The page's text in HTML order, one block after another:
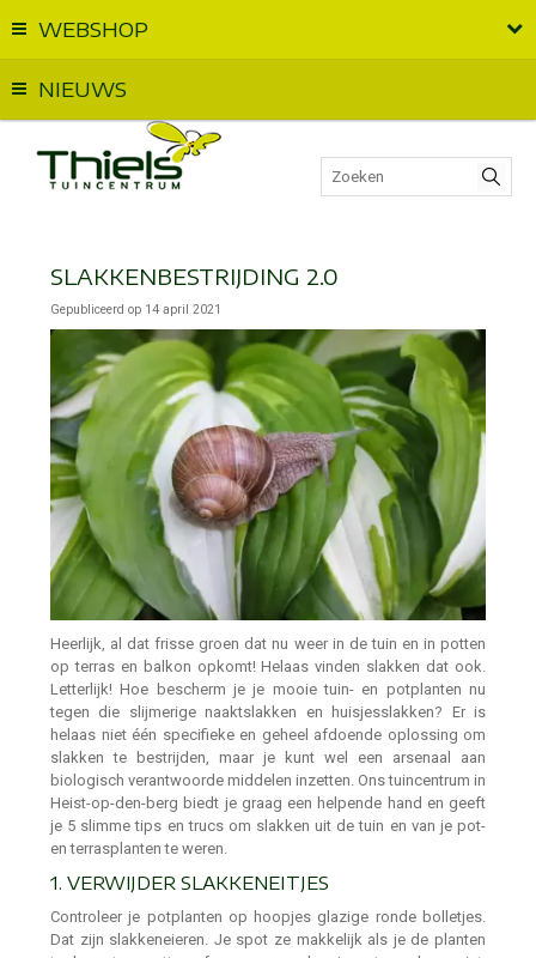
WEBSHOP
NIEUWS
SLAKKENBESTRIJDING 2.0
Gepubliceerd op 14 april 2021
Heerlijk, al dat frisse groen dat nu weer in de tuin en in potten
op terras en balkon opkomt! Helaas vinden slakken dat ook.
Letterlijk! Hoe bescherm je je mooie tuin- en potplanten nu
tegen die slijmerige naaktslakken en huisjesslakken? Er is
helaas niet één specifieke en geheel afdoende oplossing om
slakken te bestrijden, maar je kunt wel een arsenaal aan
biologisch verantwoorde middelen inzetten. Ons tuincentrum in
Heist-op-den-berg biedt je graag een helpende hand en geeft
je 5 slimme tips en trucs om slakken uit de tuin en van je pot-
en terrasplanten te weren.
1. VERWIJDER SLAKKENEITJES
Controleer je potplanten op hoopjes glazige ronde bolletjes.
Dat zijn slakkeneieren. Je spot ze makkelijk als je de planten